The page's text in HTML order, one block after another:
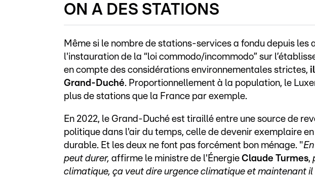
ON A DES STATIONS
Même si le nombre de stations-services a fondu depuis les
l'instauration de la “loi commodo/incommodo” sur
en compte des considérations environnementales strictes,
Grand-Duché. Proportionnellement à la population, le
plus de stations que la France par exemple.
En 2022, le Grand-Duché est tiraillé entre une source de
politique dans l'air du temps, celle de devenir exemplaire
durable. Et les deux ne font pas forcément bon ménage. "
peut durer, affirme le ministre de l'Énergie Claude Turmes,
climatique, ça veut dire urgence climatique et maintenant